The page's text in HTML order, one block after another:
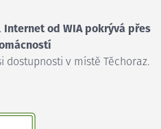
Internet od WIA pokrývá přes
dostupnosti v místě Těchoraz.